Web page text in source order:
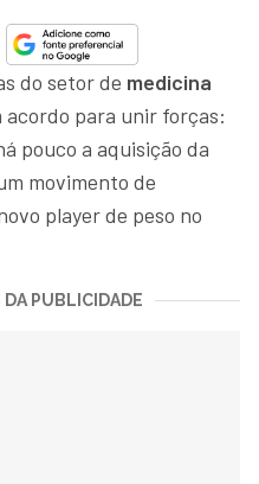
do setor de medicina
acordo para unir forças:
pouco a aquisição da
movimento de
player de peso no
PUBLICIDADE